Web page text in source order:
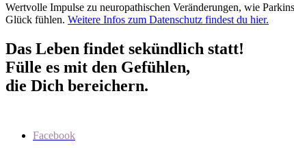
Wertvolle Impulse zu neuropathischen Veränderungen, wie
Glück fühlen. Weitere Infos zum Datenschutz findest du hier.
Das Leben findet sekündlich statt!
Fülle es mit den Gefühlen,
die Dich bereichern.
Facebook